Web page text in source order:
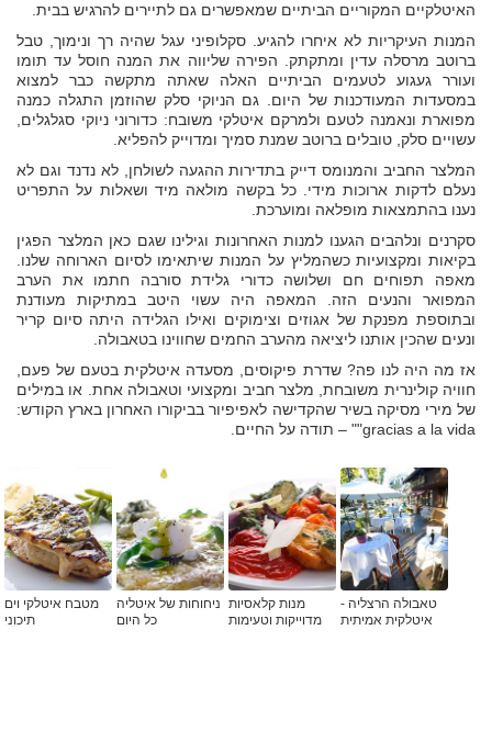
האיטלקיים המקוריים הביתיים שמאפשרים גם לתיירים להרגיש בבית.
המנות העיקריות לא איחרו להגיע. סקלופיני עגל שהיה רך ונימוך, טבל
ברוטב מרסלה עדין ומתקתק. הפירה שליווה את המנה חוסל עד תומו
ועורר געגוע לטעמים הביתיים האלה שאתה מתקשה כבר למצוא
במסעדות המעודכנות של היום. גם הניוקי סלק שהוזמן התגלה כמנה
מפוארת ונאמנה לטעם ולמרקם איטלקי משובח: כדורוני ניוקי סגלגלים,
עשויים סלק, טובלים ברוטב שמנת סמיך ומדוייק להפליא.
המלצר החביב והמנומס דייק בתדירות ההגעה לשולחן, לא נדנד וגם לא
נעלם לדקות ארוכות מידי. כל בקשה מולאה מיד ושאלות על התפריט
נענו בהתמצאות מופלאה ומוערכת.
סקרנים ונלהבים הגענו למנות האחרונות וגילינו שגם כאן המלצר הפגין
בקיאות ומקצועיות כשהמליץ על המנות שיתאימו לסיום הארוחה שלנו.
מאפה תפוחים חם ושלושה כדורי גלידת סורבה חתמו את הערב
המפואר והנעים הזה. המאפה היה עשוי היטב במתיקות מעודנת
ובתוספת מפנקת של אגוזים וצימוקים ואילו הגלידה היתה סיום קריר
ונעים שהכין אותנו ליציאה מהערב החמים שחווינו בטאבולה.
אז מה היה לנו פה? שדרת פיקוסים, מסעדה איטלקית בטעם של פעם,
חוויה קולינרית משובחת, מלצר חביב ומקצועי וטאבולה אחת. או במילים
של מירי מסיקה בשיר שהקדישה לאפיפיור בביקורו האחרון בארץ הקודש:
gracias a la vida"" – תודה על החיים.
טאבולה הרצליה -
איטלקית אמיתית
מנות קלאסיות
מדוייקות וטעימות
ניחוחות של איטליה
כל היום
מטבח איטלקי וים
תיכוני